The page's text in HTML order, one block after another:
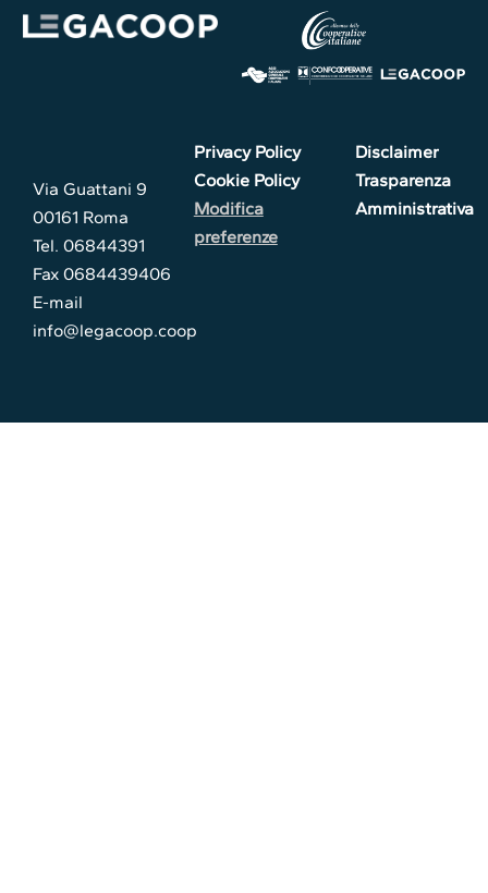
Via Guattani 9
00161 Roma
Tel. 06844391
Fax 0684439406
E-mail
info@legacoop.coop
Privacy Policy
Cookie Policy
Modifica
preferenze
Disclaimer
Trasparenza
Amministrativa